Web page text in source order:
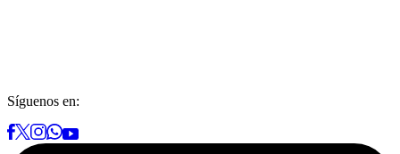
Síguenos en: